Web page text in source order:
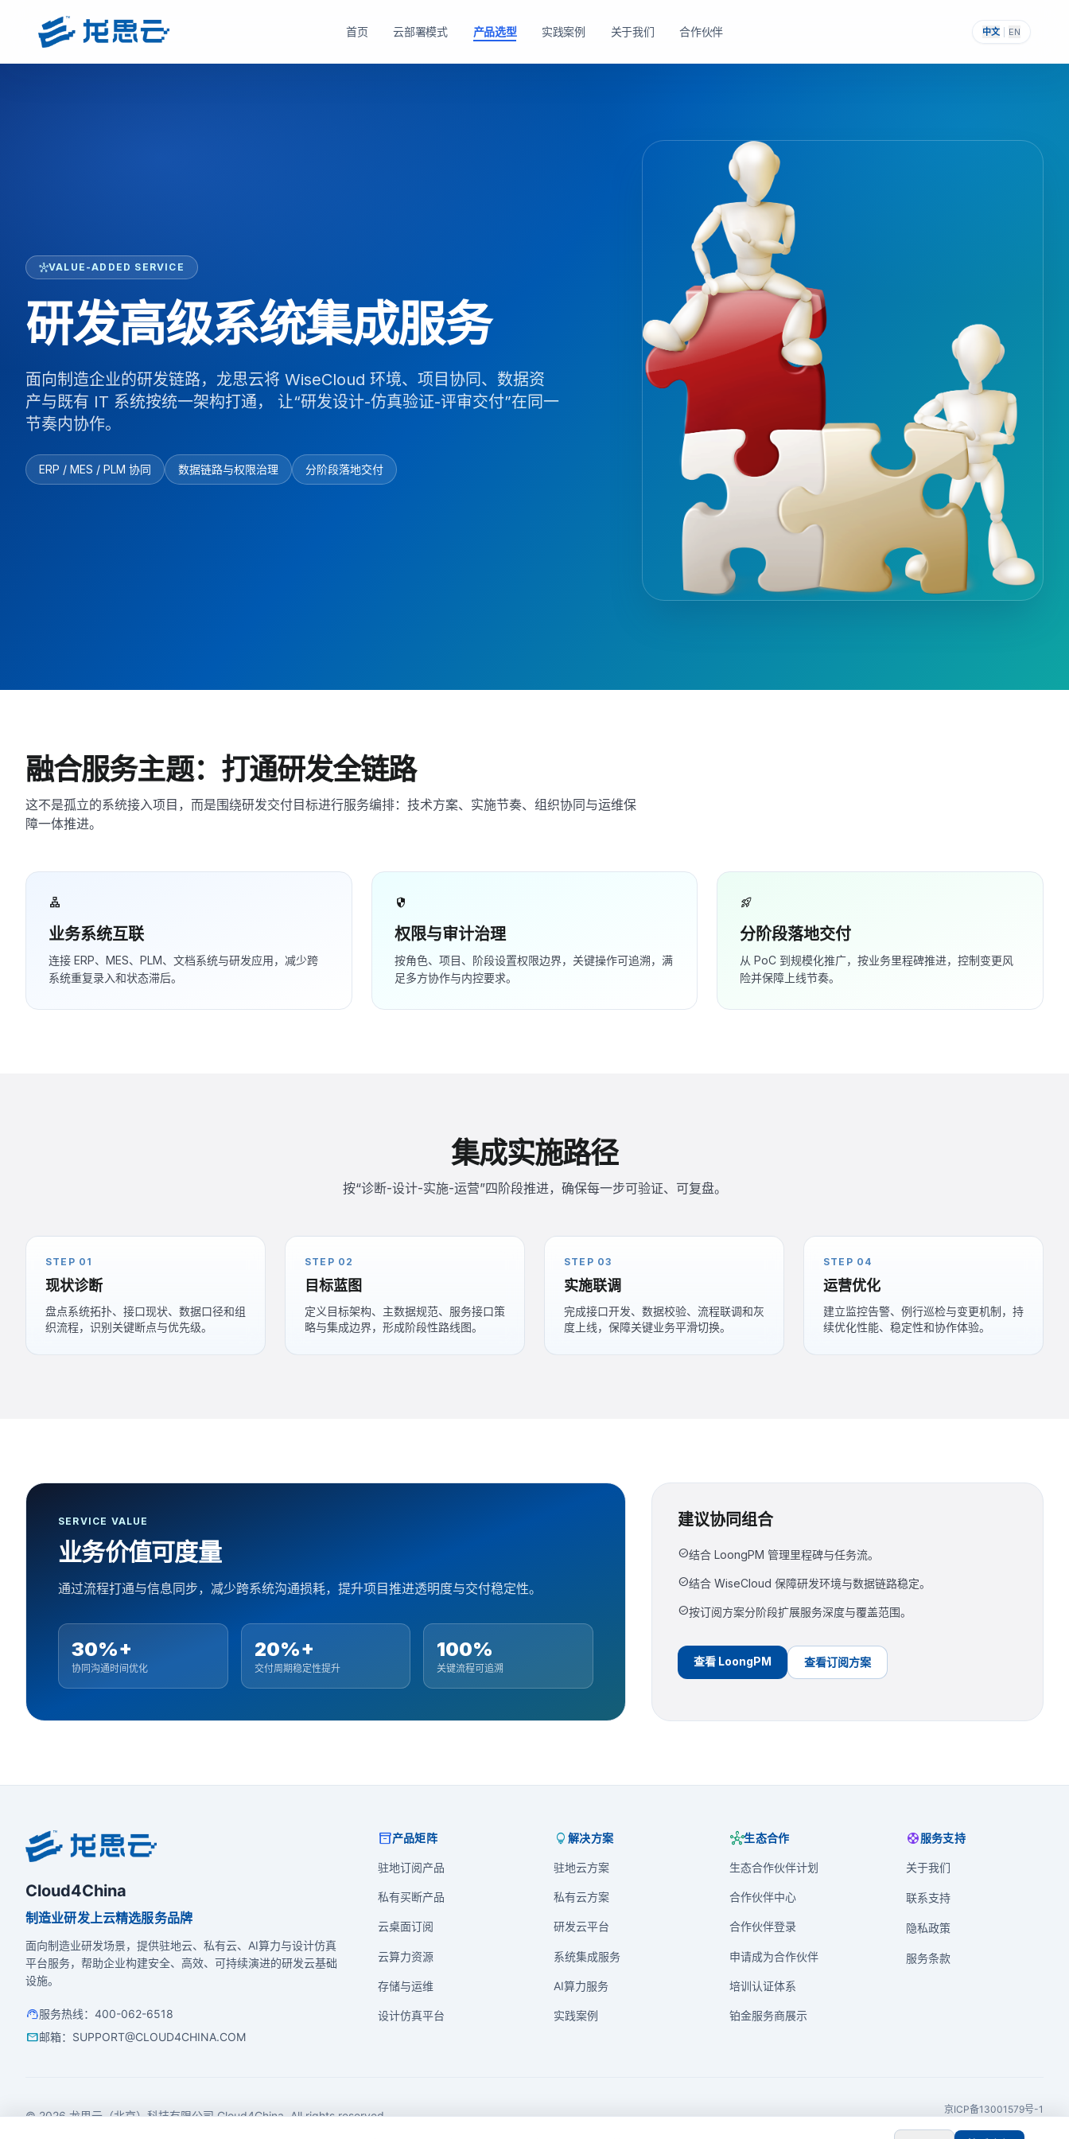
首页 云部署模式
verified_user兼顾私有化安全和云化弹性管理
查看驻地云方案
面向已有机房、服务器资源或完整 IT 运维体系的企业，帮助其构建自主可控的
查看私有云方案
产品选型
查看驻地订阅产品
面向强调资产自持与长期可控的企业，提供一次性采购与私有化部署能力。
实践案例 关于我们 合作伙伴 中文 EN
hubVALUE-ADDED SERVICE
研发高级系统集成服务
面向制造企业的研发链路，龙思云将 WiseCloud 环境、项目协同、数据资
产与既有 IT 系统按统一架构打通， 让“研发设计-仿真验证-评审交付”在同一
节奏内协作。
ERP / MES / PLM 协同 数据链路与权限治理 分阶段落地交付
融合服务主题：打通研发全链路
这不是孤立的系统接入项目，而是围绕研发交付目标进行服务编排：技术方案、实施节奏、组织协同与运维保
障一体推进。
lan
业务系统互联
连接 ERP、MES、PLM、文档系统与研发应用，减少跨
系统重复录入和状态滞后。
security
权限与审计治理
按角色、项目、阶段设置权限边界，关键操作可追溯，满
足多方协作与内控要求。
rocket_launch
分阶段落地交付
从 PoC 到规模化推广，按业务里程碑推进，控制变更风
险并保障上线节奏。
集成实施路径
按“诊断-设计-实施-运营”四阶段推进，确保每一步可验证、可复盘。
STEP 01
现状诊断
盘点系统拓扑、接口现状、数据口径和组
织流程，识别关键断点与优先级。
STEP 02
目标蓝图
定义目标架构、主数据规范、服务接口策
略与集成边界，形成阶段性路线图。
STEP 03
实施联调
完成接口开发、数据校验、流程联调和灰
度上线，保障关键业务平滑切换。
STEP 04
运营优化
建立监控告警、例行巡检与变更机制，持
续优化性能、稳定性和协作体验。
SERVICE VALUE
业务价值可度量
通过流程打通与信息同步，减少跨系统沟通损耗，提升项目推进透明度与交付稳定性。
30%+
协同沟通时间优化
20%+
交付周期稳定性提升
100%
关键流程可追溯
建议协同组合
check_circle结合 LoongPM 管理里程碑与任务流。
check_circle结合 WiseCloud 保障研发环境与数据链路稳定。
check_circle按订阅方案分阶段扩展服务深度与覆盖范围。
查看 LoongPM 查看订阅方案
Cloud4China
制造业研发上云精选服务品牌
面向制造业研发场景，提供驻地云、私有云、AI算力与设计仿真
平台服务，帮助企业构建安全、高效、可持续演进的研发云基础
设施。
support_agent服务热线： 400-062-6518
mail邮箱： SUPPORT@CLOUD4CHINA.COM
inventory_2产品矩阵
驻地订阅产品
私有买断产品
云桌面订阅
云算力资源
存储与运维
设计仿真平台
lightbulb 解决方案
驻地云方案
私有云方案
研发云平台
系统集成服务
AI算力服务
实践案例
hub生态合作
生态合作伙伴计划
合作伙伴中心
合作伙伴登录
申请成为合作伙伴
培训认证体系
铂金服务商展示
support服务支持
关于我们
联系支持
隐私政策
服务条款
© 2026 龙思云（北京）科技有限公司 Cloud4China. All rights reserved.
京ICP备13001579号-1